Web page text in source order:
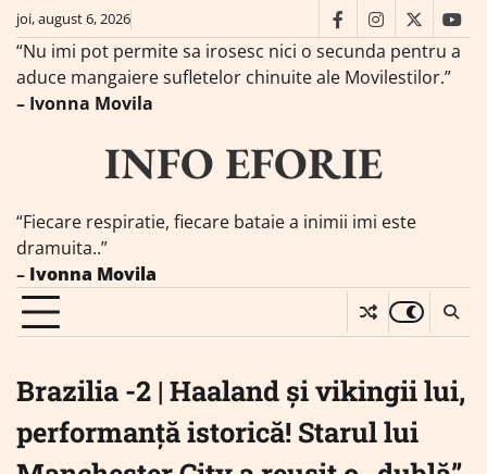
Skip
content
joi, august 6, 2026 facebookinstagram
twitter
“Nu imi pot permite sa irosesc nici o secunda pentru a
aduce mangaiere sufletelor chinuite ale Movilestilor.”
– Ivonna Movila
INFO EFORIE
“Fiecare respiratie, fiecare bataie a inimii imi este
dramuita..”
– Ivonna Movila
Brazilia -2 | Haaland și vikingii lui,
performanță istorică! Starul lui